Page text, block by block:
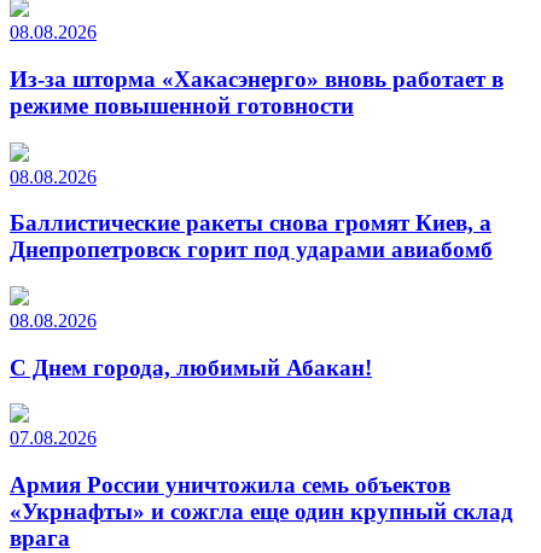
08.08.2026
Из-за шторма «Хакасэнерго» вновь работает в
режиме повышенной готовности
08.08.2026
Баллистические ракеты снова громят Киев, а
Днепропетровск горит под ударами авиабомб
08.08.2026
С Днем города, любимый Абакан!
07.08.2026
Армия России уничтожила семь объектов
«Укрнафты» и сожгла еще один крупный склад
врага